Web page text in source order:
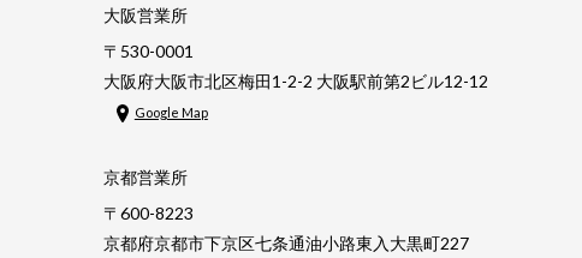
大阪営業所
〒530-0001
大阪府大阪市北区梅田1-2-2 大阪駅前第2ビル12-12
Google Map
京都営業所
〒600-8223
京都府京都市下京区七条通油小路東入大黒町227